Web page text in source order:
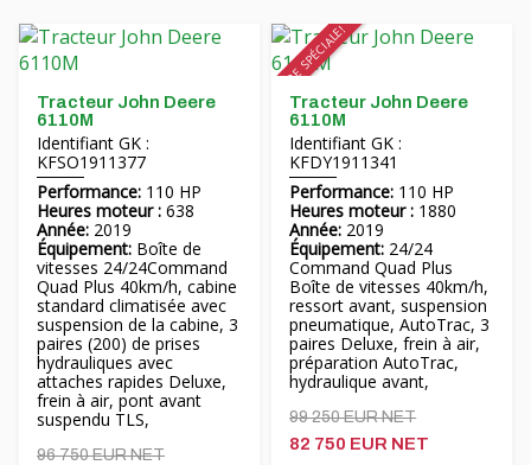
Deutsch
Română
Hrvatski
Čeština
Nederlands
Русский
српски
Українська
Tracteur John Deere
6110M
Identifiant GK :
KFSO1911377
Performance: 110 HP
Heures moteur : 638
Année: 2019
Équipement: Boîte de
vitesses 24/24Command
Quad Plus 40km/h, cabine
standard climatisée avec
suspension de la cabine, 3
paires (200) de prises
hydrauliques avec
attaches rapides Deluxe,
frein à air, pont avant
suspendu TLS,
96 750 EUR NET
OFFRE SPÉCIALE!
Tracteur John Deere
6110M
Identifiant GK :
KFDY1911341
Performance: 110 HP
Heures moteur : 1880
Année: 2019
Équipement: 24/24
Command Quad Plus
Boîte de vitesses 40km/h,
ressort avant, suspension
pneumatique, AutoTrac, 3
paires Deluxe, frein à air,
préparation AutoTrac,
hydraulique avant,
99 250 EUR NET
82 750 EUR NET